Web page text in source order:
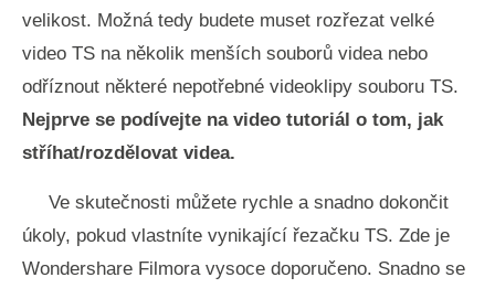
velikost. Možná tedy budete muset rozřezat velké
video TS na několik menších souborů videa nebo
odříznout některé nepotřebné videoklipy souboru TS.
Nejprve se podívejte na video tutoriál o tom, jak
stříhat/rozdělovat videa.
Ve skutečnosti můžete rychle a snadno dokončit
úkoly, pokud vlastníte vynikající řezačku TS. Zde je
Wondershare Filmora vysoce doporučeno. Snadno se